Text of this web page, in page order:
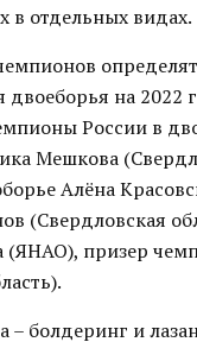
в отдельных видах.
на 2022
России в
Мешкова
Алёна
(Свердловская
призер
– болдеринг и